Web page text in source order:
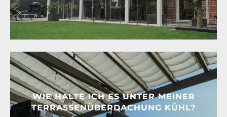
WIE HALTE ICH ES UNTER MEINER
TERRASSENÜBERDACHUNG KÜHL?